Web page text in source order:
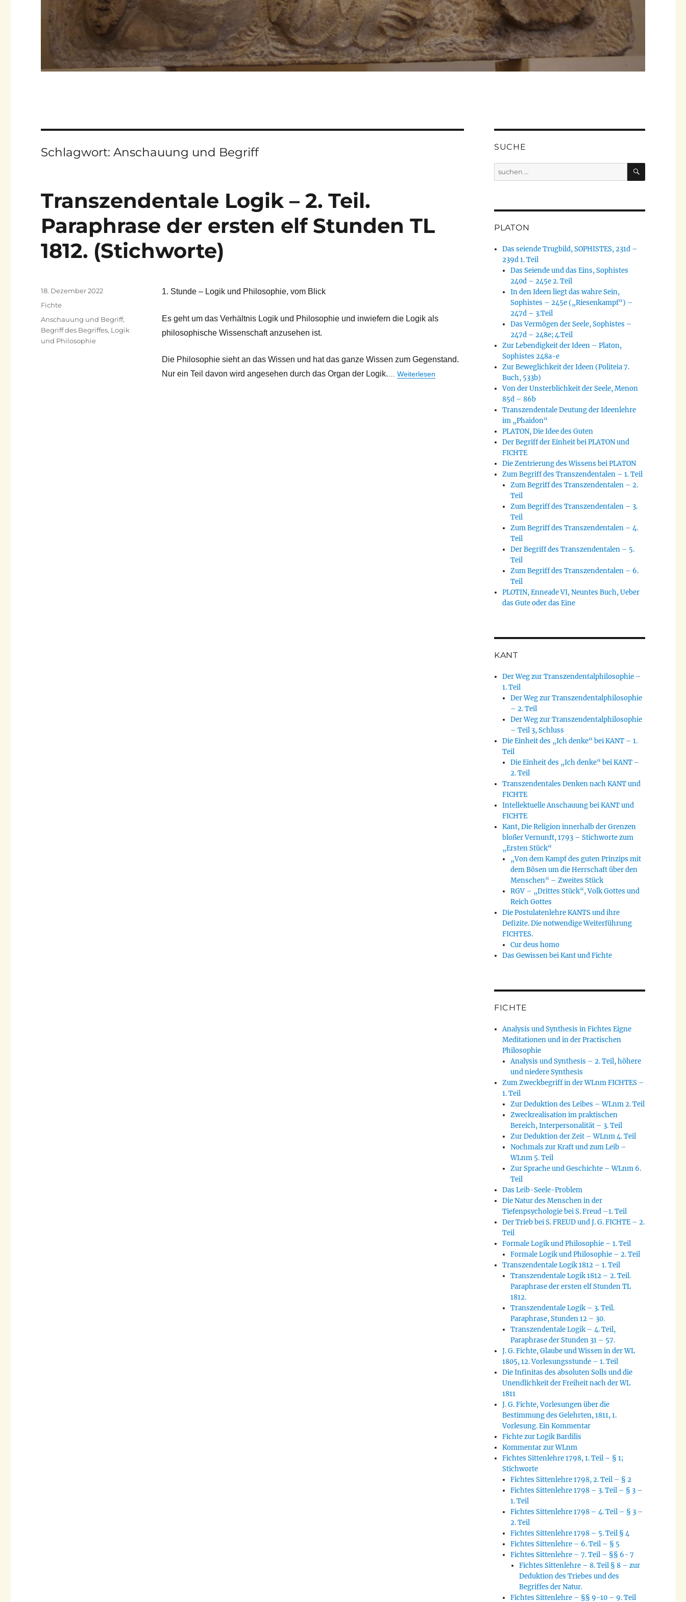
Schlagwort:Anschauung und Begriff
Transzendentale Logik – 2. Teil.
Paraphrase der ersten elf Stunden TL
1812. (Stichworte)
1. Stunde – Logik und Philosophie, vom Blick
Es geht um das Verhältnis Logik und Philosophie und inwiefern die Logik als
philosophische Wissenschaft anzusehen ist.
Die Philosophie sieht an das Wissen und hat das ganze Wissen zum Gegenstand.
Nur ein Teil davon wird angesehen durch das Organ der Logik.… Weiterlesen
Veröffentlicht
am
18. Dezember 2022
Kategorien
Fichte
Schlagwörter
Anschauung und Begriff,
Begriff des Begriffes, Logik
und Philosophie
SUCHE
Suche
nach:
SUCHEN
PLATON
Das seiende Trugbild, SOPHISTES, 231d –
239d 1. Teil
Das Seiende und das Eins, Sophistes
240d – 245e 2. Teil
In den Ideen liegt das wahre Sein,
Sophistes – 245e („Riesenkampf“) –
247d – 3.Teil
Das Vermögen der Seele, Sophistes –
247d – 248e; 4.Teil
Zur Lebendigkeit der Ideen – Platon,
Sophistes 248a-e
Zur Beweglichkeit der Ideen (Politeia 7.
Buch, 533b)
Von der Unsterblichkeit der Seele, Menon
85d – 86b
Transzendentale Deutung der Ideenlehre
im „Phaidon“
PLATON, Die Idee des Guten
Der Begriff der Einheit bei PLATON und
FICHTE
Die Zentrierung des Wissens bei PLATON
Zum Begriff des Transzendentalen – 1. Teil
Zum Begriff des Transzendentalen – 2.
Teil
Zum Begriff des Transzendentalen – 3.
Teil
Zum Begriff des Transzendentalen – 4.
Teil
Der Begriff des Transzendentalen – 5.
Teil
Zum Begriff des Transzendentalen – 6.
Teil
PLOTIN, Enneade VI, Neuntes Buch, Ueber
das Gute oder das Eine
KANT
Der Weg zur Transzendentalphilosophie –
1. Teil
Der Weg zur Transzendentalphilosophie
– 2. Teil
Der Weg zur Transzendentalphilosophie
– Teil 3, Schluss
Die Einheit des „Ich denke“ bei KANT – 1.
Teil
Die Einheit des „Ich denke“ bei KANT –
2. Teil
Transzendentales Denken nach KANT und
FICHTE
Intellektuelle Anschauung bei KANT und
FICHTE
Kant, Die Religion innerhalb der Grenzen
bloßer Vernunft, 1793 – Stichworte zum
„Ersten Stück“
„Von dem Kampf des guten Prinzips mit
dem Bösen um die Herrschaft über den
Menschen“ – Zweites Stück
RGV – „Drittes Stück“, Volk Gottes und
Reich Gottes
Die Postulatenlehre KANTS und ihre
Defizite. Die notwendige Weiterführung
FICHTES.
Cur deus homo
Das Gewissen bei Kant und Fichte
FICHTE
Analysis und Synthesis in Fichtes Eigne
Meditationen und in der Practischen
Philosophie
Analysis und Synthesis – 2. Teil, höhere
und niedere Synthesis
Zum Zweckbegriff in der WLnm FICHTES –
1. Teil
Zur Deduktion des Leibes – WLnm 2. Teil
Zweckrealisation im praktischen
Bereich, Interpersonalität – 3. Teil
Zur Deduktion der Zeit – WLnm 4. Teil
Nochmals zur Kraft und zum Leib –
WLnm 5. Teil
Zur Sprache und Geschichte – WLnm 6.
Teil
Das Leib-Seele-Problem
Die Natur des Menschen in der
Tiefenpsychologie bei S. Freud –1. Teil
Der Trieb bei S. FREUD und J. G. FICHTE – 2.
Teil
Formale Logik und Philosophie – 1. Teil
Formale Logik und Philosophie – 2. Teil
Transzendentale Logik 1812 – 1. Teil
Transzendentale Logik 1812 – 2. Teil.
Paraphrase der ersten elf Stunden TL
1812.
Transzendentale Logik – 3. Teil.
Paraphrase, Stunden 12 – 30.
Transzendentale Logik – 4. Teil,
Paraphrase der Stunden 31 – 57.
J. G. Fichte, Glaube und Wissen in der WL
1805, 12. Vorlesungsstunde – 1. Teil
Die Infinitas des absoluten Solls und die
Unendlichkeit der Freiheit nach der WL
1811
J. G. Fichte, Vorlesungen über die
Bestimmung des Gelehrten, 1811, 1.
Vorlesung. Ein Kommentar
Fichte zur Logik Bardilis
Kommentar zur WLnm
Fichtes Sittenlehre 1798, 1. Teil – § 1;
Stichworte
Fichtes Sittenlehre 1798, 2. Teil – § 2
Fichtes Sittenlehre 1798 – 3. Teil – § 3 –
1. Teil
Fichtes Sittenlehre 1798 – 4. Teil – § 3 –
2. Teil
Fichtes Sittenlehre 1798 – 5. Teil § 4
Fichtes Sittenlehre – 6. Teil – § 5
Fichtes Sittenlehre – 7. Teil – §§ 6- 7
Fichtes Sittenlehre – 8. Teil § 8 – zur
Deduktion des Triebes und des
Begriffes der Natur.
Fichtes Sittenlehre – §§ 9-10 – 9. Teil